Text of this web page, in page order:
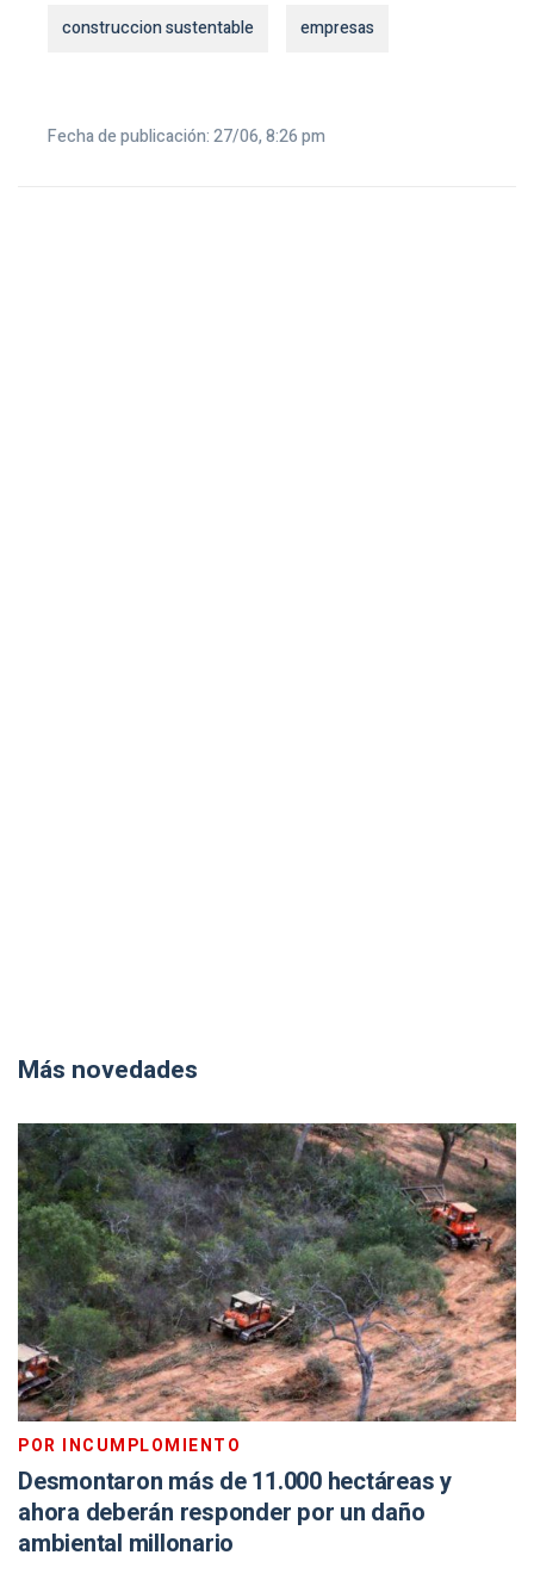
construccion sustentable empresas
Fecha de publicación: 27/06, 8:26 pm
Más novedades
POR INCUMPLOMIENTO
Desmontaron más de 11.000 hectáreas y
ahora deberán responder por un daño
ambiental millonario